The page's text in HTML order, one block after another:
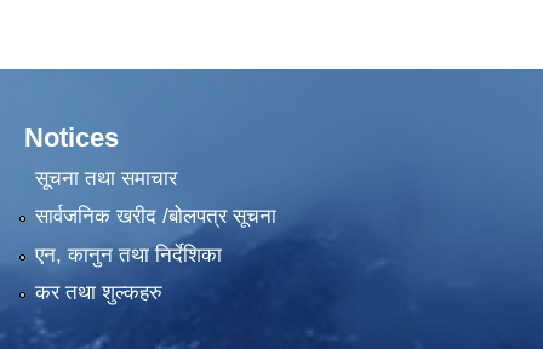
Notices
सूचना तथा समाचार
सार्वजनिक खरीद /बोलपत्र सूचना
एन, कानुन तथा निर्देशिका
कर तथा शुल्कहरु